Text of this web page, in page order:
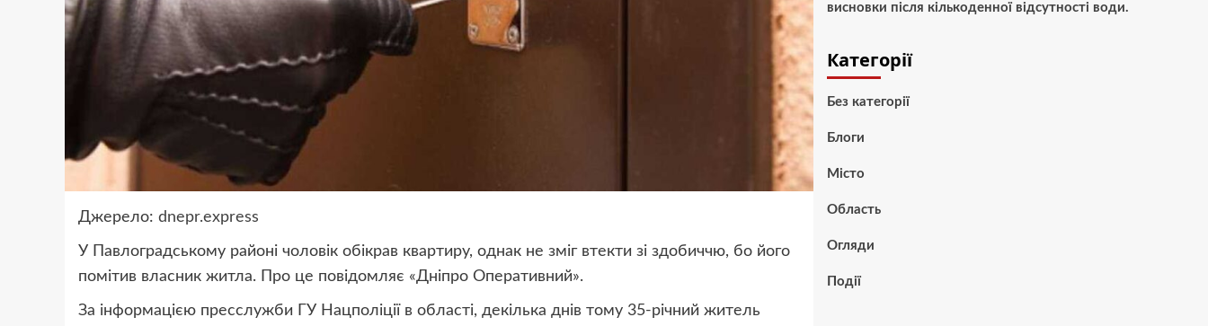
Джерело: dnepr.express
У Павлоградському районі чоловік обікрав квартиру, однак не зміг втекти зі здобиччю, бо його
помітив власник житла. Про це повідомляє «Дніпро Оперативний».
За інформацією пресслужби ГУ Нацполіції в області, декілька днів тому 35-річний житель
висновки після кількоденної відсутності води.
Категорії
Без категорії
Блоги
Місто
Область
Огляди
Події